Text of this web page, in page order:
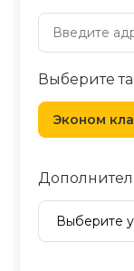
Выберите
Эконом